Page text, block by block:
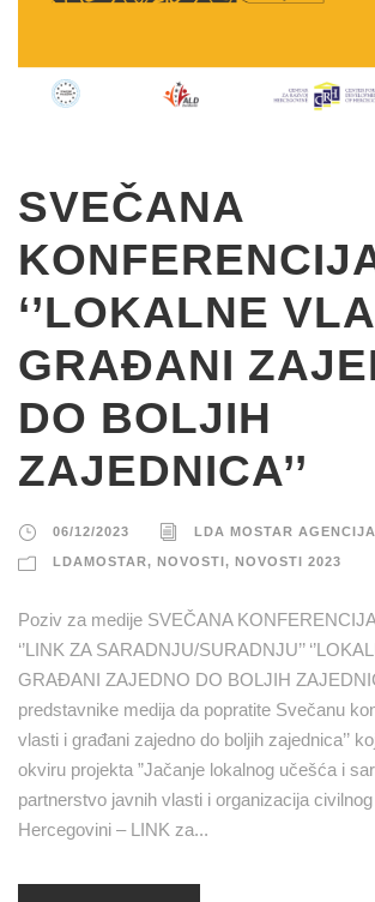
SVEČANA
‘’LOKALNE
GRAĐANI
DO BOLJIH
ZAJEDNICA’’
06/12/2023 LDA MOSTAR AGENCIJA
LDAMOSTAR, NOVOSTI, NOVOSTI 2023
Poziv za medije SVEČANA
‘’LINK ZA SARADNJU/SURADNJU’’
GRAĐANI ZAJEDNO DO BOLJIH
predstavnike medija da popratite Svečanu
vlasti i građani zajedno do boljih zajednica’’
okviru projekta ”Jačanje lokalnog učešća i
partnerstvo javnih vlasti i organizacija
Hercegovini – LINK za...